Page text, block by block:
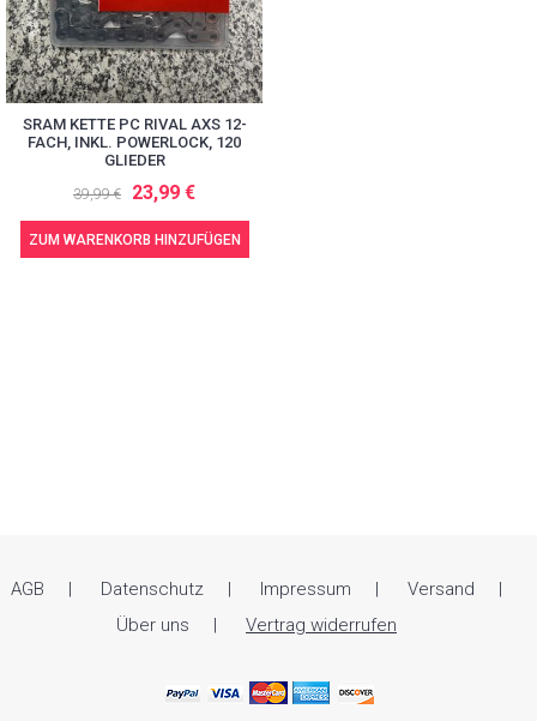
SRAM KETTE PC RIVAL AXS 12-
FACH, INKL. POWERLOCK, 120
GLIEDER
39,99 € 23,99 €
ZUM WARENKORB HINZUFÜGEN
AGB Datenschutz Impressum
Versand
Über uns
Vertrag widerrufen